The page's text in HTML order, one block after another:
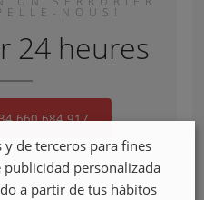
NOUS!
24 heures
660 684 917
de terceros para fines
personalizada
a partir de tus hábitos